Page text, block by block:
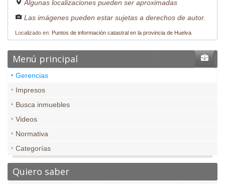
Algunas localizaciones pueden ser aproximadas
Las imágenes pueden estar sujetas a derechos de autor.
Localizado en: Puntos de información catastral en la provincia de Huelva
Menú principal
Gerencias
Impresos
Busca inmuebles
Videos
Normativa
Categorías
Quiero saber